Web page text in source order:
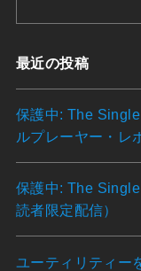
最近の投稿
保護中: The
ルプレーヤー・レ
保護中: The
読者限定配信）
ユーティリティー